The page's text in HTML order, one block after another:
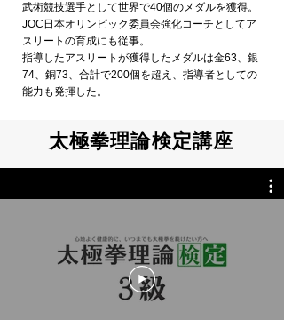
武術競技選手として世界で40個のメダルを獲得。
JOC日本オリンピック委員会強化コーチとしてア
スリートの育成にも従事。
指導したアスリートが獲得したメダルは金63、銀
74、銅73、合計で200個を超え、指導者としての
能力も発揮した。
太極拳理論検定講座